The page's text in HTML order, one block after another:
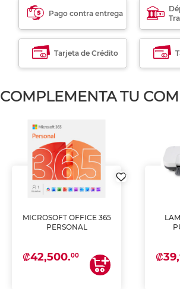
Pago contra entrega
Tarjeta de Crédito
COMPLEMENTA TU
MICROSOFT OFFICE 365
PERSONAL
₡42,500.00